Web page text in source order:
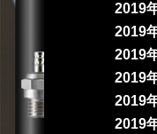
2019
2019
2019
2019
2019
2019